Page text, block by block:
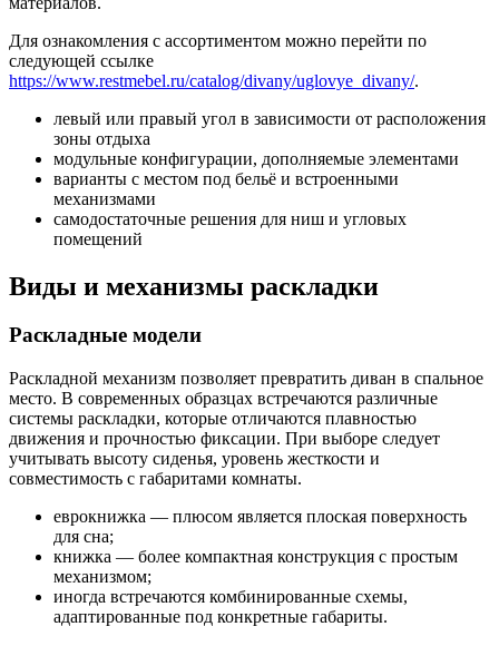
Для ознакомления с ассортиментом можно перейти по
следующей ссылке
https://www.restmebel.ru/catalog/divany/uglovye_divany/.
левый или правый угол в зависимости от расположения
зоны отдыха
модульные конфигурации, дополняемые элементами
варианты с местом под бельё и встроенными
механизмами
самодостаточные решения для ниш и угловых
помещений
Виды и механизмы раскладки
Раскладные модели
Раскладной механизм позволяет превратить диван в спальное
место. В современных образцах встречаются различные
системы раскладки, которые отличаются плавностью
движения и прочностью фиксации. При выборе следует
учитывать высоту сиденья, уровень жесткости и
совместимость с габаритами комнаты.
еврокнижка — плюсом является плоская поверхность
для сна;
книжка — более компактная конструкция с простым
механизмом;
иногда встречаются комбинированные схемы,
адаптированные под конкретные габариты.